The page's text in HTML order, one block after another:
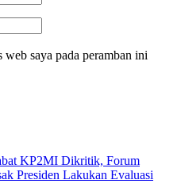
web saya pada peramban ini